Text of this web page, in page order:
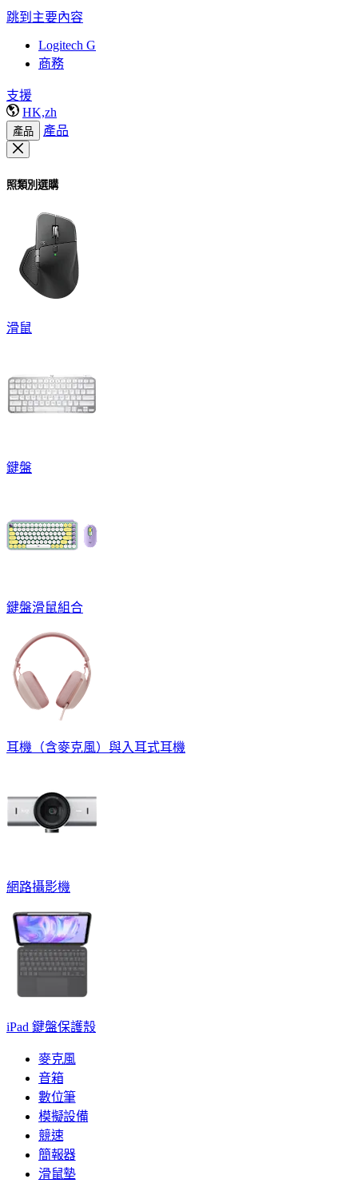
跳到主要內容
Logitech G
商務
支援
HK,zh
產品 產品
照類別選購
滑鼠
鍵盤
鍵盤滑鼠組合
耳機（含麥克風）與入耳式耳機
網路攝影機
iPad 鍵盤保護殼
麥克風
音箱
數位筆
模擬設備
競速
簡報器
滑鼠墊